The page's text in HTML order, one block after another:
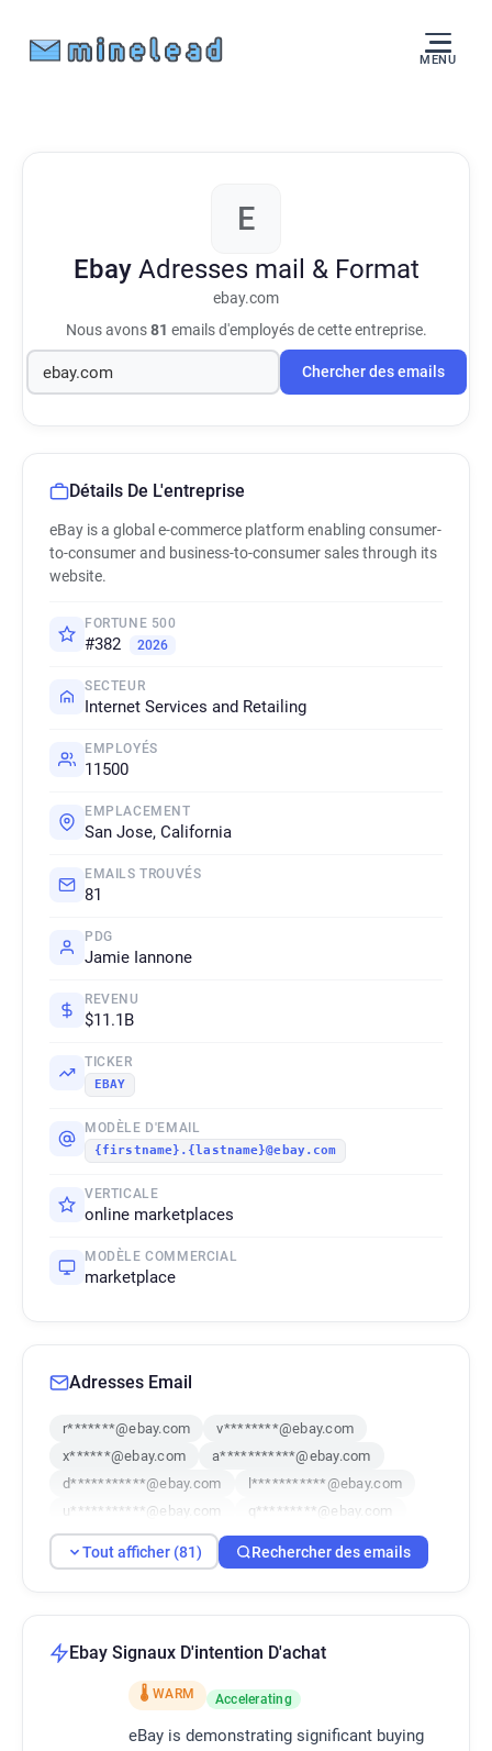
MENU
E
Ebay Adresses mail & Format
ebay.com
Nous avons81 emails d'employés de cette entreprise.
Chercher des emails
Détails De L'entreprise
eBay is a global e-commerce platform enabling consumer-
to-consumer and business-to-consumer sales through its
website.
FORTUNE 500
#382 2026
SECTEUR
Internet Services and Retailing
EMPLOYÉS
11500
EMPLACEMENT
San Jose, California
EMAILS TROUVÉS
81
PDG
Jamie Iannone
REVENU
$11.1B
TICKER
EBAY
MODÈLE D'EMAIL
{firstname}.{lastname}@ebay.com
VERTICALE
online marketplaces
MODÈLE COMMERCIAL
marketplace
Adresses Email
r*******@ebay.com
v********@ebay.com
x******@ebay.com
a***********@ebay.com
d***********@ebay.com
l***********@ebay.com
u***********@ebay.com
q*********@ebay.com
r********@ebay.com
e************@ebay.com
l************@ebay.com
f************@ebay.com
e********@ebay.com
g******@ebay.com
m*******@ebay.com
k********@ebay.com
h******@ebay.com
y***********@ebay.com
Tout afficher (81) Rechercher des emails
Ebay Signaux D'intention D'achat
🌡 WARM Accelerating
eBay is demonstrating significant buying